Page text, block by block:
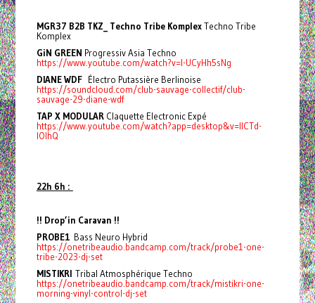
MGR37 B2B TKZ_ Techno Tribe KomplexTechno Tribe
Komplex
GiN GREEN Progressiv Asia Techno
https://www.youtube.com/watch?v=l-UCyHh5sNg
DIANE WDFÉlectro Putassière Berlinoise
https://soundcloud.com/club-sauvage-collectif/club-
sauvage-29-diane-wdf
TAP X MODULARClaquette Electronic Expé
https://www.youtube.com/watch?app=desktop&v=IICTd-
lOlhQ
22h 6h :
!! Drop’in Caravan !!
PROBE1 Bass Neuro Hybrid
https://onetribeaudio.bandcamp.com/track/probe1-one-
tribe-2023-dj-set
MISTIKRITribal Atmosphérique Techno
https://onetribeaudio.bandcamp.com/track/mistikri-one-
morning-vinyl-control-dj-set